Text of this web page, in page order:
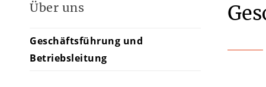
Über uns
Geschäftsführung und
Betriebsleitung